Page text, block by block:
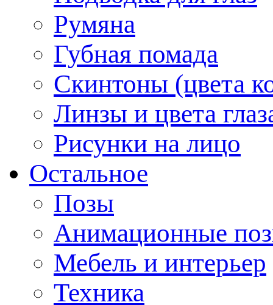
Румяна
Губная помада
Скинтоны (цвета
Линзы и цвета
Рисунки на лицо
Остальное
Позы
Анимационные
Мебель и интерьер
Техника